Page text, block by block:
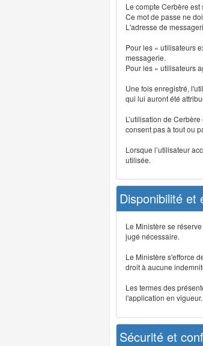
Le compte Cerbère
Ce mot de passe ne
L'adresse de
Pour les « utilisateurs
messagerie.
Pour les « utilisateurs
Une fois enregistré,
qui lui auront été
L’utilisation de
consent pas à tout ou
Lorsque l’utilisateur
utilisée.
Disponibilité et
Le Ministère se
jugé nécessaire.
Le Ministère s'efforce
droit à aucune
Les termes des
l'application en vigueur.
Sécurité et